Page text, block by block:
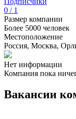
0 / 1
Размер компании
Более 5000 человек
Местоположение
Россия, Москва,
Нет информации
Компания пока
Вакансии